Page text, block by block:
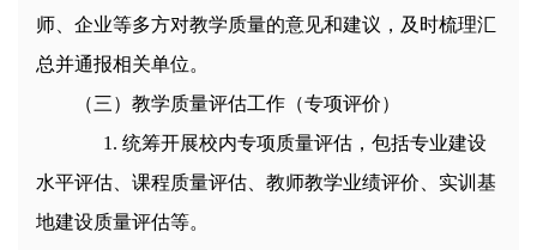
师、企业等多方对教学质量的意见和建议，及时梳理汇
总并通报相关单位。
（三）教学质量评估工作（专项评价）
1 . 统筹开展校内专项质量评估，包括专业建设
水平评估、课程质量评估、教师教学业绩评价、实训基
地建设质量评估等。